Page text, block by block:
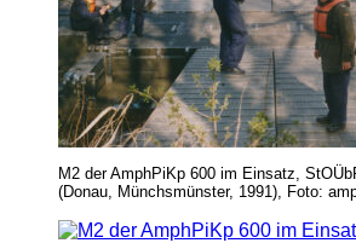
M2 der AmphPiKp 600 im Einsatz,
(Donau, Münchsmünster, 1991), Foto: